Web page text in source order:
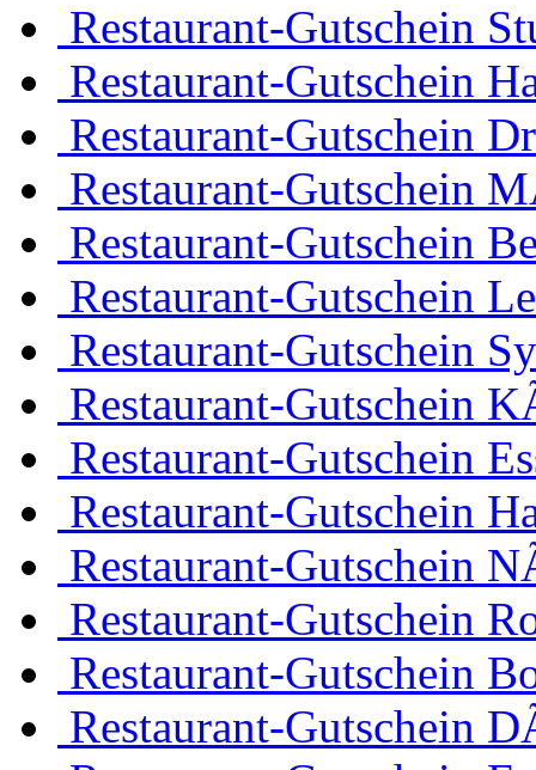
Restaurant-Gutschein
Restaurant-Gutschein
Restaurant-Gutschein
Restaurant-Gutschein
Restaurant-Gutschein
Restaurant-Gutschein
Restaurant-Gutschein
Restaurant-Gutschein
Restaurant-Gutschein
Restaurant-Gutschein
Restaurant-Gutschein
Restaurant-Gutschein
Restaurant-Gutschein
Restaurant-Gutschein